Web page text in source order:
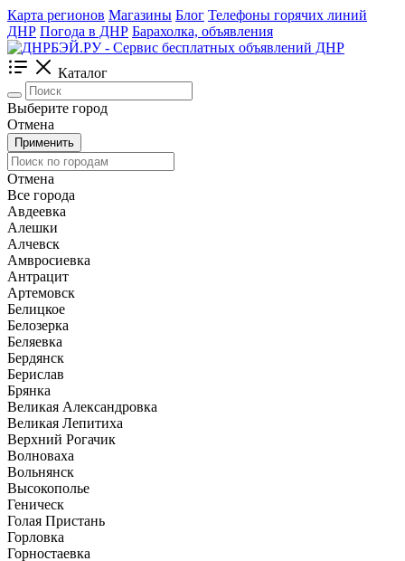
Карта регионов Магазины Блог Телефоны горячих линий
ДНР Погода в ДНР Барахолка, объявления
Каталог
Выберите город
Отмена
Применить
Отмена
Все города
Авдеевка
Алешки
Алчевск
Амвросиевка
Антрацит
Артемовск
Белицкое
Белозерка
Беляевка
Бердянск
Берислав
Брянка
Великая Александровка
Великая Лепитиха
Верхний Рогачик
Волноваха
Вольнянск
Высокополье
Геническ
Голая Пристань
Горловка
Горностаевка